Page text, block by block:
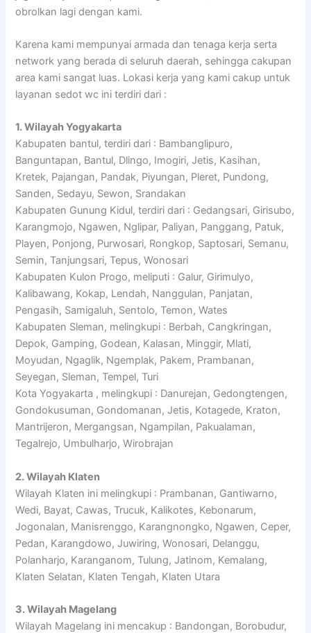
obrolkan lagi dengan kami.
Karena kami mempunyai armada dan tenaga kerja serta
network yang berada di seluruh daerah, sehingga cakupan
area kami sangat luas. Lokasi kerja yang kami cakup untuk
layanan sedot wc ini terdiri dari :
1. Wilayah Yogyakarta
Kabupaten bantul, terdiri dari : Bambanglipuro,
Banguntapan, Bantul, Dlingo, Imogiri, Jetis, Kasihan,
Kretek, Pajangan, Pandak, Piyungan, Pleret, Pundong,
Sanden, Sedayu, Sewon, Srandakan
Kabupaten Gunung Kidul, terdiri dari : Gedangsari, Girisubo,
Karangmojo, Ngawen, Nglipar, Paliyan, Panggang, Patuk,
Playen, Ponjong, Purwosari, Rongkop, Saptosari, Semanu,
Semin, Tanjungsari, Tepus, Wonosari
Kabupaten Kulon Progo, meliputi : Galur, Girimulyo,
Kalibawang, Kokap, Lendah, Nanggulan, Panjatan,
Pengasih, Samigaluh, Sentolo, Temon, Wates
Kabupaten Sleman, melingkupi : Berbah, Cangkringan,
Depok, Gamping, Godean, Kalasan, Minggir, Mlati,
Moyudan, Ngaglik, Ngemplak, Pakem, Prambanan,
Seyegan, Sleman, Tempel, Turi
Kota Yogyakarta , melingkupi : Danurejan, Gedongtengen,
Gondokusuman, Gondomanan, Jetis, Kotagede, Kraton,
Mantrijeron, Mergangsan, Ngampilan, Pakualaman,
Tegalrejo, Umbulharjo, Wirobrajan
2. Wilayah Klaten
Wilayah Klaten ini melingkupi : Prambanan, Gantiwarno,
Wedi, Bayat, Cawas, Trucuk, Kalikotes, Kebonarum,
Jogonalan, Manisrenggo, Karangnongko, Ngawen, Ceper,
Pedan, Karangdowo, Juwiring, Wonosari, Delanggu,
Polanharjo, Karanganom, Tulung, Jatinom, Kemalang,
Klaten Selatan, Klaten Tengah, Klaten Utara
3. Wilayah Magelang
Wilayah Magelang ini mencakup : Bandongan, Borobudur,